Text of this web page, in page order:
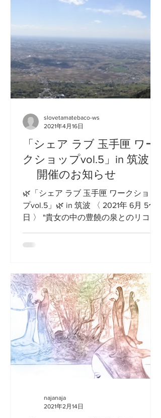
「シェア ラブ 玉手匣 ワー
クショップvol.5」in 筑波
開催のお知らせ
🌿「シェア ラブ 玉手匣 ワークショッ
プvol.5」🌿 in 筑波 〈 2021年 6月 5〜 7
日 〉 "貴女の中の豊饒の泉とのリコネ
より変更になりました★ 3月の春分、
slovetamatebaco-ws
2021年4月16日
najanaja
2021年2月14日